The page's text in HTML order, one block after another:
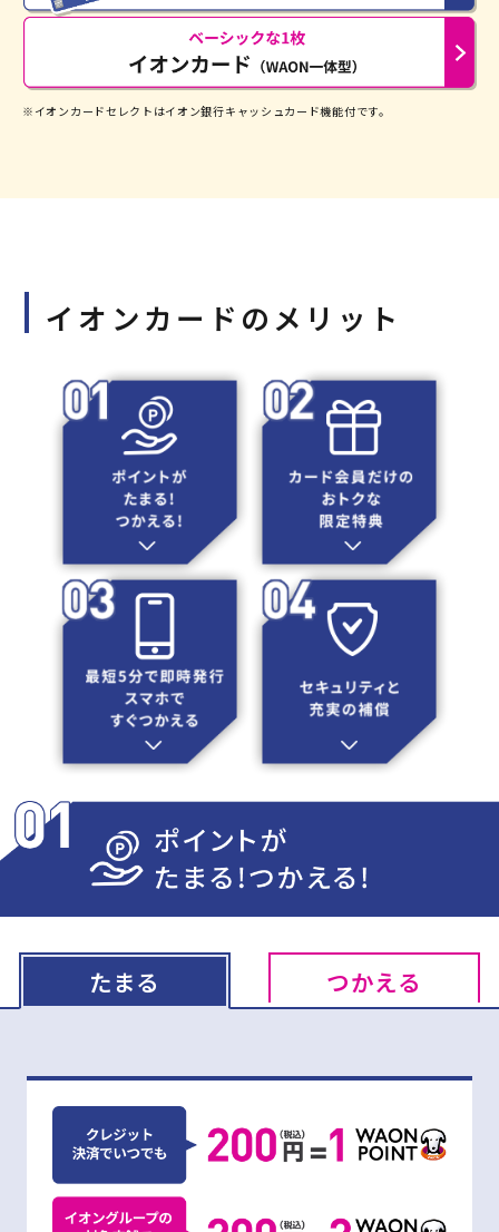
※イオンカードセレクトはイオン銀行キャッシュカード機能付です。
イオンカードのメリット
たまる つかえる